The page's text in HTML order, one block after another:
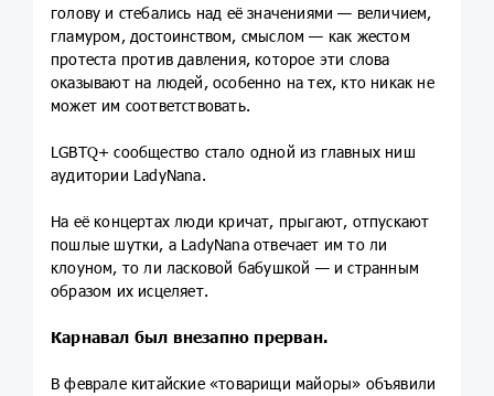
голову и стебались над её значениями — величием,
гламуром, достоинством, смыслом — как жестом
протеста против давления, которое эти слова
оказывают на людей, особенно на тех, кто никак не
может им соответствовать.
LGBTQ+ сообщество стало одной из главных ниш
аудитории LadyNana.
На её концертах люди кричат, прыгают, отпускают
пошлые шутки, а LadyNana отвечает им то ли
клоуном, то ли ласковой бабушкой — и странным
образом их исцеляет.
Карнавал был внезапно прерван.
В феврале китайские «товарищи майоры» объявили